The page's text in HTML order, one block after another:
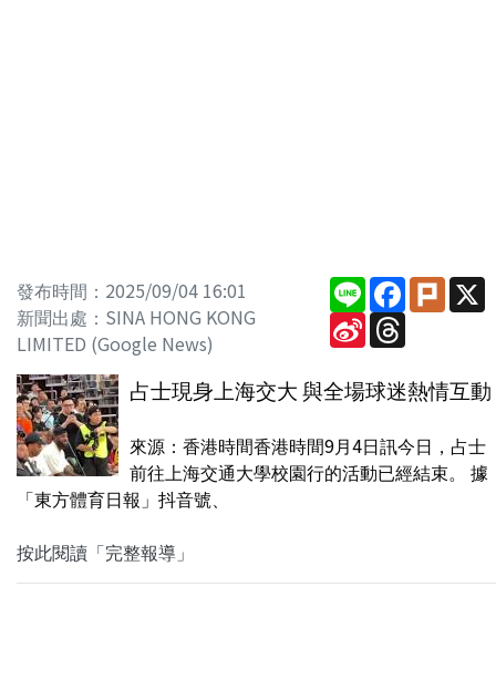
發布時間：2025/09/04 16:01
新聞出處：SINA HONG KONG
LIMITED (Google News)
LineFacebook
PlurkX
Sina
Weibo
Threads
占士現身上海交大 與全場球迷熱情互動
來源：香港時間香港時間9月4日訊今日，占士
前往上海交通大學校園行的活動已經結束。 據
「東方體育日報」抖音號、
按此閱讀「完整報導」